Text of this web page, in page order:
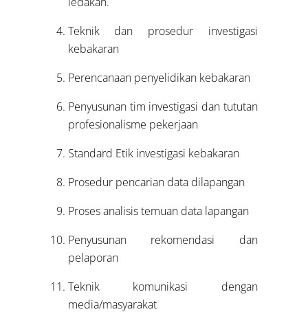
Teknik dan prosedur investigasi
kebakaran
Perencanaan penyelidikan kebakaran
Penyusunan tim investigasi dan tututan
profesionalisme pekerjaan
Standard Etik investigasi kebakaran
Prosedur pencarian data dilapangan
Proses analisis temuan data lapangan
Penyusunan rekomendasi dan
pelaporan
Teknik komunikasi dengan
media/masyarakat